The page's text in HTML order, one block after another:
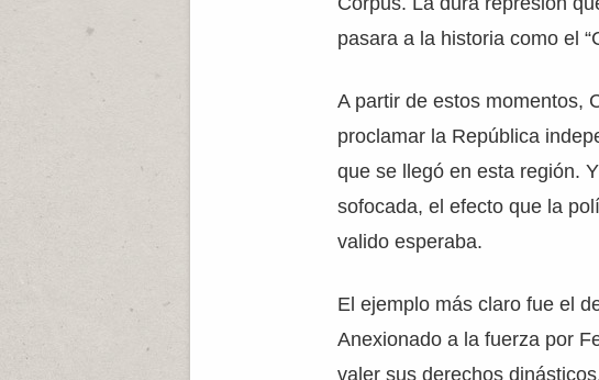
pasara a la historia como el
A partir de estos momentos,
proclamar la República
que se llegó en esta región.
sofocada, el efecto que la
valido esperaba.
El ejemplo más claro fue el
Anexionado a la fuerza por
valer sus derechos